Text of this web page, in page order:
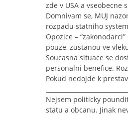
zde v USA a vseobecne
Domnivam se, MUJ
rozpadu statniho
Opozice –
pouze, zustanou ve
Soucasna situace se
personalni benefice.
Pokud nedojde k
Nejsem politicky
statu a obcanu. Jinak